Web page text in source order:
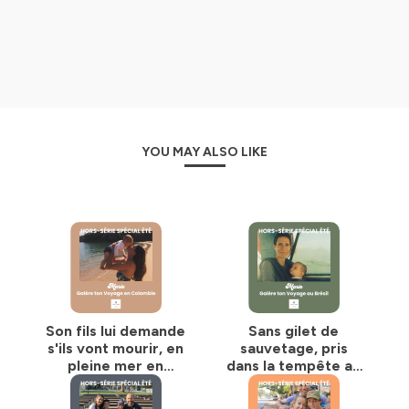
#tourdumondeenfamille #guidepratiquevoyage
Hébergé par Ausha. Visitez
ausha.co/politique-de-
confidentialitepour plus d'informations.
YOU MAY ALSO LIKE
Son fils lui demande
s'ils vont mourir, en
pleine mer en
Colombie [GTV
spécial été 🌊]
Sans gilet de
sauvetage, pris
dans la tempête au
large du Brésil [GTV
spécial été 🌊]